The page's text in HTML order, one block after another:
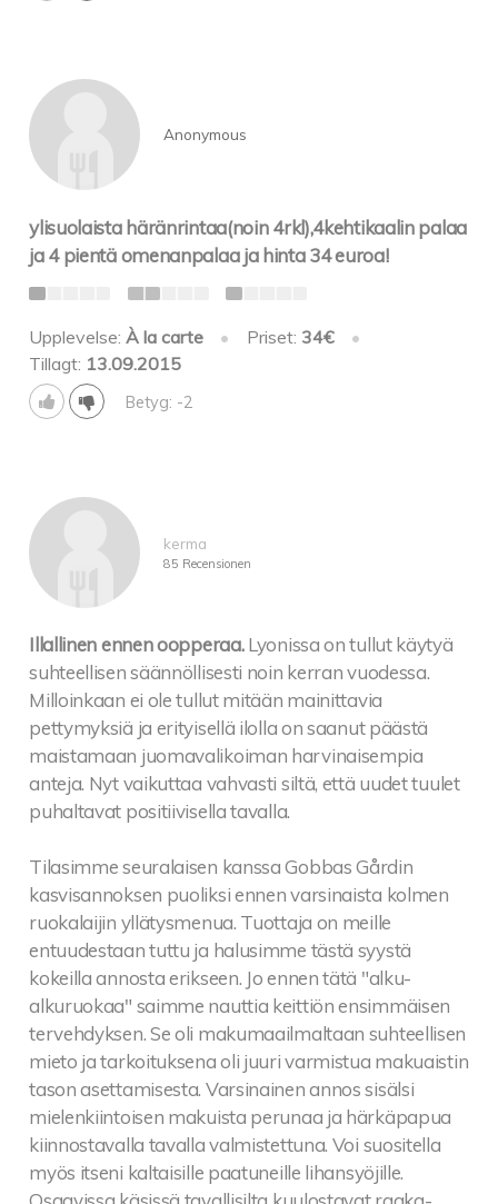
Anonymous
ylisuolaista häränrintaa(noin 4rkl),4kehtikaalin palaa
ja 4 pientä omenanpalaa ja hinta 34 euroa!
Upplevelse:À la carte • Priset: 34€
•
Tillagt: 13.09.2015
Betyg: -2
kerma
85 Recensionen
Illallinen ennen oopperaa. Lyonissa on tullut käytyä
suhteellisen säännöllisesti noin kerran vuodessa.
Milloinkaan ei ole tullut mitään mainittavia
pettymyksiä ja erityisellä ilolla on saanut päästä
maistamaan juomavalikoiman harvinaisempia
anteja. Nyt vaikuttaa vahvasti siltä, että uudet tuulet
puhaltavat positiivisella tavalla.
Tilasimme seuralaisen kanssa Gobbas Gårdin
kasvisannoksen puoliksi ennen varsinaista kolmen
ruokalaijin yllätysmenua. Tuottaja on meille
entuudestaan tuttu ja halusimme tästä syystä
kokeilla annosta erikseen. Jo ennen tätä "alku-
alkuruokaa" saimme nauttia keittiön ensimmäisen
tervehdyksen. Se oli makumaailmaltaan suhteellisen
mieto ja tarkoituksena oli juuri varmistua makuaistin
tason asettamisesta. Varsinainen annos sisälsi
mielenkiintoisen makuista perunaa ja härkäpapua
kiinnostavalla tavalla valmistettuna. Voi suositella
myös itseni kaltaisille paatuneille lihansyöjille.